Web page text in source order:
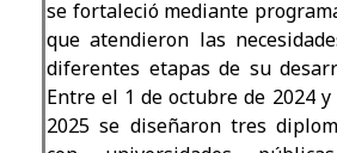
se fortaleció mediante
que atendieron las
diferentes etapas de su
Entre el 1 de octubre de 2024
2025 se diseñaron tres